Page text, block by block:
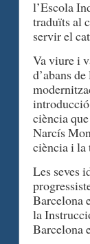
l’Escola
traduïts al
servir el
Va viure i
d’abans
ciència
Narcís
ciència i la
Les seves
Barcelona
la
Barcelona